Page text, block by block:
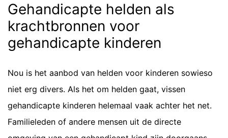
Gehandicapte helden als
krachtbronnen voor
gehandicapte kinderen
Nou is het aanbod van helden voor kinderen sowieso
niet erg divers. Als het om helden gaat, vissen
gehandicapte kinderen helemaal vaak achter het net.
Familieleden of andere mensen uit de directe